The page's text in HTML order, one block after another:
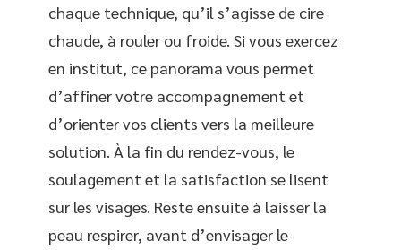
chaque technique, qu’il s’agisse de cire
chaude, à rouler ou froide. Si vous exercez
en institut, ce panorama vous permet
d’affiner votre accompagnement et
d’orienter vos clients vers la meilleure
solution. À la fin du rendez-vous, le
soulagement et la satisfaction se lisent
sur les visages. Reste ensuite à laisser la
peau respirer, avant d’envisager le